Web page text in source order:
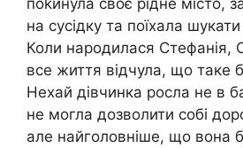
на сусідку та поїхала
Коли народилася Стефанія,
все життя відчула, що таке
Нехай дівчинка росла не в
не могла дозволити собі
але найголовніше, що вона